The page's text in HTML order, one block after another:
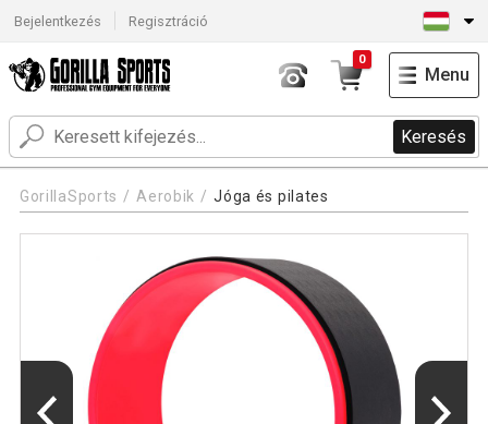
Bejelentkezés Regisztráció
Keresés
0
Menu
GorillaSports Aerobik Jóga és pilates